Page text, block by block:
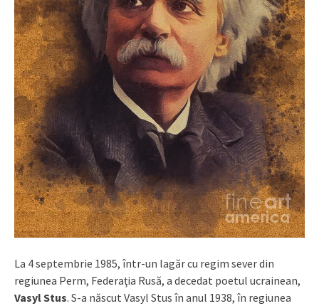
La 4 septembrie 1985, într-un lagăr cu regim sever din
regiunea Perm, Federaţia Rusă, a decedat poetul ucrainean,
Vasyl Stus. S-a născut Vasyl Stus în anul 1938, în regiunea